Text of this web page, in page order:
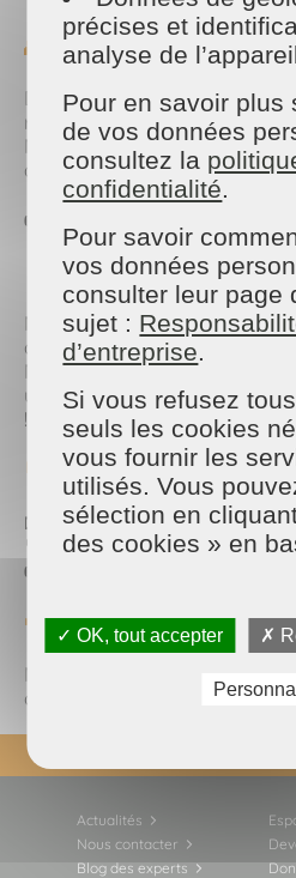
👥 Qui intervient chez
Des professionnels formés,
respectent vos habitudes et
Maison et Services Saumur,
à votre écoute.
👉
📍 Où et quand
Nous intervenons àSaumur
alentours, selon vos
Nos prestations sont
une forte demande à
!
💬 Comment nous
📧 mssaumur@maison-et-
📞 Téléphone :02 41 88 97 98
👉
📲 Suivez-nous sur les
Ne manquez pas nos
coulisses. Suivez-nous sur
Actualités
Nous contacter
Blog des experts
précises et
analyse de
Pour en savoir plus
de vos données
consultez la
confidentialité
Pour savoir
vos données
consulter leur page
sujet :
d’entreprise
Si vous refusez
seuls les cookies
vous fournir les
utilisés. Vous
sélection en
des cookies » en
✓ OK, tout accepter ✗